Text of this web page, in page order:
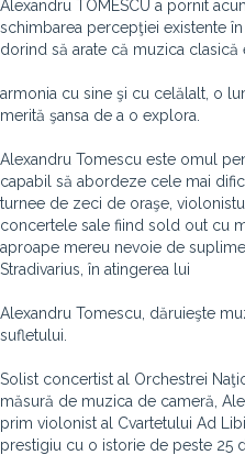
Alexandru TOMESCU a pornit
schimbarea percepţiei existente
dorind să arate că muzica clasică
armonia cu sine şi cu celălalt, o
merită şansa de a o explora.
Alexandru Tomescu este omul
capabil să abordeze cele mai
turnee de zeci de oraşe,
concertele sale fiind sold out cu
aproape mereu nevoie de
Stradivarius, în atingerea lui
Alexandru Tomescu, dăruieşte
sufletului.
Solist concertist al Orchestrei
măsură de muzica de cameră,
prim violonist al Cvartetului Ad
prestigiu cu o istorie de peste 25